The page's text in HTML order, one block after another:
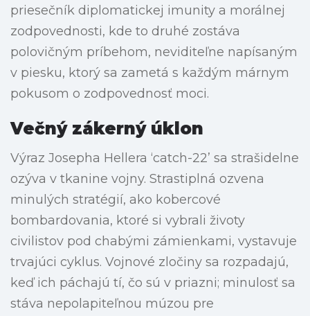
priesečník diplomatickej imunity a morálnej
zodpovednosti, kde to druhé zostáva
polovičným príbehom, neviditeľne napísaným
v piesku, ktorý sa zametá s každým márnym
pokusom o zodpovednosť moci.
Večný zákerný úklon
Výraz Josepha Hellera ‘catch-22’ sa strašidelne
ozýva v tkanine vojny. Strastiplná ozvena
minulých stratégií, ako kobercové
bombardovania, ktoré si vybrali životy
civilistov pod chabými zámienkami, vystavuje
trvajúci cyklus. Vojnové zločiny sa rozpadajú,
keď ich páchajú tí, čo sú v priazni; minulosť sa
stáva nepolapiteľnou múzou pre